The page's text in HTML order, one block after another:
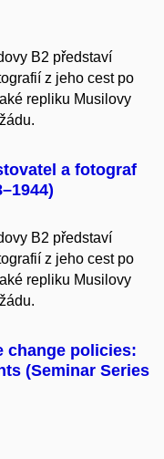
B2 představí
z jeho cest po
repliku Musilovy
a fotograf
B2 představí
z jeho cest po
repliku Musilovy
change policies:
(Seminar Series